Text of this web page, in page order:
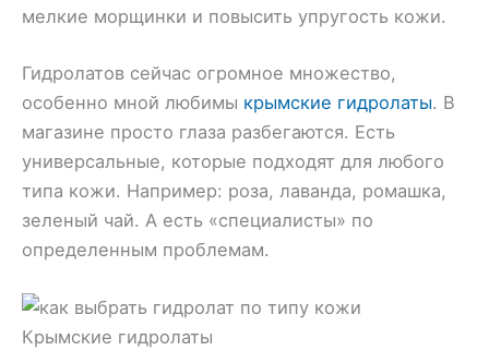
мелкие морщинки и повысить упругость кожи.
Гидролатов сейчас огромное множество,
особенно мной любимы крымские гидролаты. В
магазине просто глаза разбегаются. Есть
универсальные, которые подходят для любого
типа кожи. Например: роза, лаванда, ромашка,
зеленый чай. А есть «специалисты» по
определенным проблемам.
Крымские гидролаты